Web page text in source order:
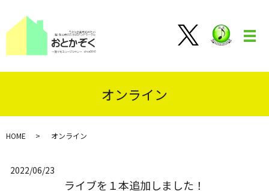
メ
オンライン
HOME オンライン
2022/06/23
ライブを１本追加しました！